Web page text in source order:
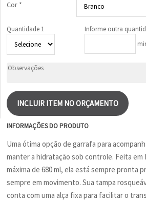
Cor *
Quantidade 1
Informe outra
INCLUIR ITEM NO ORÇAMENTO
INFORMAÇÕES DO PRODUTO
Uma ótima opção de garrafa para
manter a hidratação sob controle. Feita em
máxima de 680 ml, ela está sempre pronta
sempre em movimento. Sua tampa
conta com uma alça fixa para facilitar o